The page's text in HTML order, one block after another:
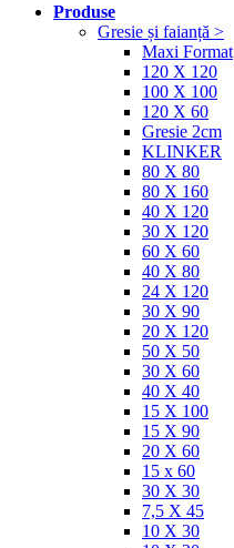
Produse
Gresie și faianță >
Maxi Format
120 X 120
100 X 100
120 X 60
Gresie 2cm
KLINKER
80 X 80
80 X 160
40 X 120
30 X 120
60 X 60
40 X 80
24 X 120
30 X 90
20 X 120
50 X 50
30 X 60
40 X 40
15 X 100
15 X 90
20 X 60
15 x 60
30 X 30
7,5 X 45
10 X 30